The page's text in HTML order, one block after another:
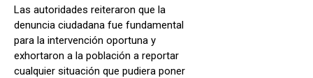
Las autoridades reiteraron que la
denuncia ciudadana fue fundamental
para la intervención oportuna y
exhortaron a la población a reportar
cualquier situación que pudiera poner